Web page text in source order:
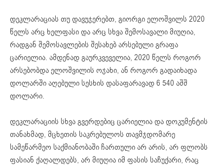
დეკლარაციას თუ დავუჯერებთ, გიორგი ელოშვილს 2020
წელს არც ხელფასი და არც სხვა შემოსავალი მიუღია,
რადგან შემოსავლების შესახებ არსებული გრაფა
ცარიელია. ამდენად გაურკვეველია, 2020 წელს როგორ
არსებობდა ელოშვილის ოჯახი, ან როგორ გადაიხადა
დოლარში აღებული სესხის დასაფარავად 6 540 აშშ
დოლარი.
დეკლარაციის სხვა გვერდებიც ცარიელია და დოკუმენტის
თანახმად, მცხეთის საკრებულოს თავმჯდომარე
სამეწარმეო საქმიანობაში ჩართული არ არის, არ ფლობს
ფასიან ქაღალდებს, არ მიუღია იმ ფასის საჩუქარი, რაც